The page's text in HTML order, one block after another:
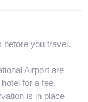
before you travel.
Airport are
for a fee.
is in place